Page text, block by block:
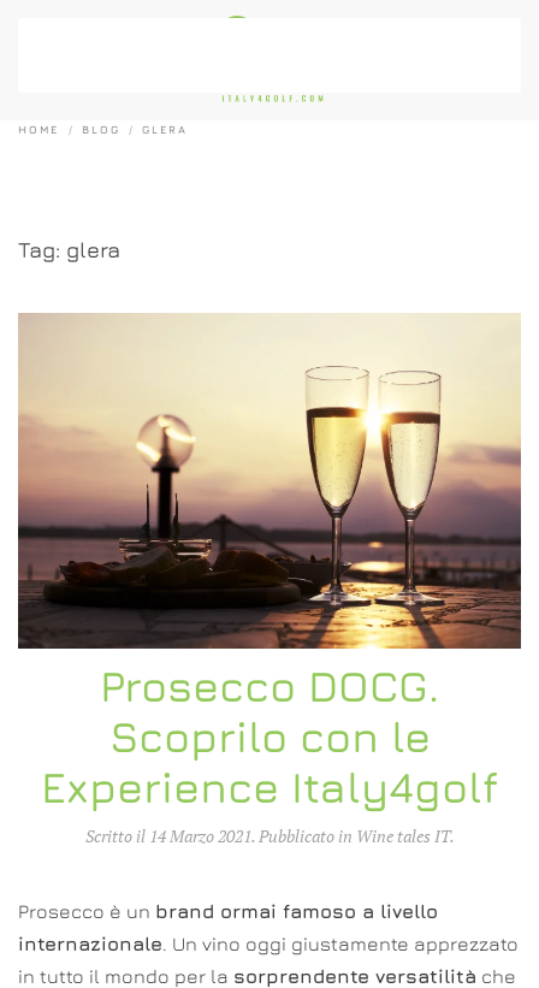
HOME BLOG GLERA
Tag: glera
Prosecco DOCG.
Scoprilo con le
Experience Italy4golf
Scritto il 14 Marzo 2021. Pubblicato in Wine tales IT.
Prosecco è un brand ormai famoso a livello
internazionale. Un vino oggi giustamente apprezzato
in tutto il mondo per la sorprendente versatilità che